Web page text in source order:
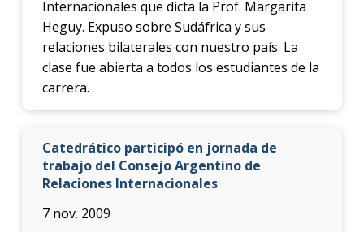
Internacionales que dicta la Prof. Margarita
Heguy. Expuso sobre Sudáfrica y sus
relaciones bilaterales con nuestro país. La
clase fue abierta a todos los estudiantes de la
carrera.
Catedrático participó en jornada de
trabajo del Consejo Argentino de
Relaciones Internacionales
7 nov. 2009